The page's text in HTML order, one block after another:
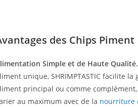
des Chips Piment
Simple et de Haute Qualité.
unique, SHRIMPTASTIC facilite
principal ou comme
au maximum avec de la nourriture